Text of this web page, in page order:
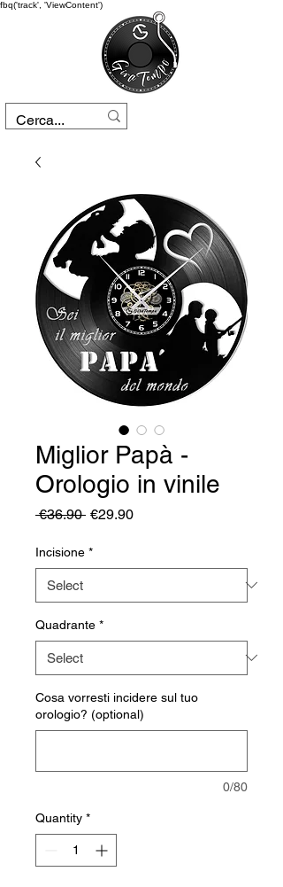
fbq('track', 'ViewContent')
Miglior Papà -
Orologio in vinile
€36.90 Regular
€29.90Sale
Incisione *
Quadrante *
Cosa vorresti incidere sul tuo
orologio? (optional)
0/80
Quantity *